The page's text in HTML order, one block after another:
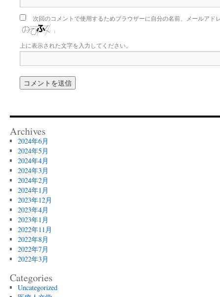
次回のコメントで使用するためブラウザーに自分の名前、メールアド
上に表示された文字を入力してください。
Archives
2024年6月
2024年5月
2024年4月
2024年3月
2024年2月
2024年1月
2023年12月
2023年4月
2023年1月
2022年11月
2022年8月
2022年7月
2022年3月
Categories
Uncategorized